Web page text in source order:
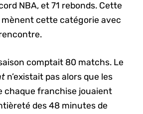
NBA, et 71 rebonds. Cette
mènent cette catégorie avec
comptait 80 matchs. Le
n’existait pas alors que les
chaque franchise jouaient
des 48 minutes de